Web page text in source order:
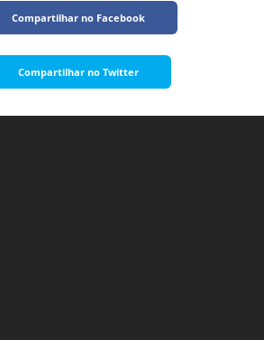
Compartilhar no Facebook
Compartilhar no Twitter